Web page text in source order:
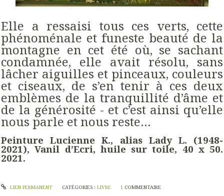
Elle a ressaisi tous ces verts, cette
phénoménale et funeste beauté de la
montagne en cet été où, se sachant
condamnée, elle avait résolu, sans
lâcher aiguilles et pinceaux, couleurs
et ciseaux, de s’en tenir à ces deux
emblèmes de la tranquillité d’âme et
de la générosité - et c’est ainsi qu’elle
nous parle et nous reste…
Peinture Lucienne K., alias Lady L. (1948-
2021), Vanil d’Ecri, huile sur toile, 40 x 50.
2021.
LIEN PERMANENT CATÉGORIES : LIVRE 1 COMMENTAIRE